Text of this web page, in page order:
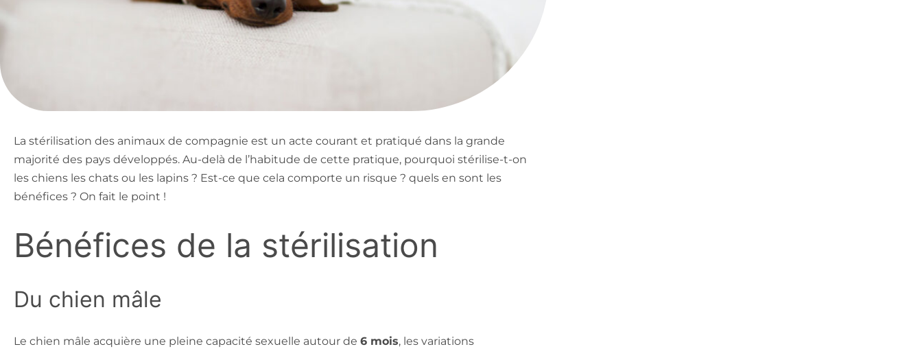
La stérilisation des animaux de compagnie est un acte courant et pratiqué dans la grande
majorité des pays développés. Au-delà de l’habitude de cette pratique, pourquoi stérilise-t-on
les chiens les chats ou les lapins ? Est-ce que cela comporte un risque ? quels en sont les
bénéfices ? On fait le point !
Bénéfices de la stérilisation
Du chien mâle
Le chien mâle acquière une pleine capacité sexuelle autour de 6 mois, les variations